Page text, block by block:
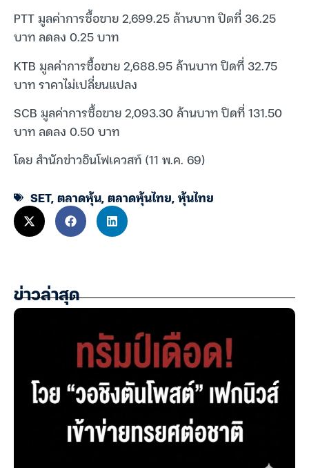
PTT มูลค่าการซื้อขาย 2,699.25 ล้านบาท ปิดที่ 36.25
บาท ลดลง 0.25 บาท
KTB มูลค่าการซื้อขาย 2,688.95 ล้านบาท ปิดที่ 32.75
บาท ราคาไม่เปลี่ยนแปลง
SCB มูลค่าการซื้อขาย 2,093.30 ล้านบาท ปิดที่ 131.50
บาท ลดลง 0.50 บาท
โดย สำนักข่าวอินโฟเควสท์ (11 พ.ค. 69)
SET,ตลาดหุ้น,ตลาดหุ้นไทย,หุ้นไทย
ข่าวล่าสุด